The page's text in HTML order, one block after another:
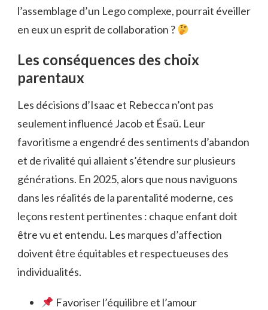
l’assemblage d’un Lego complexe, pourrait éveiller
en eux un esprit de collaboration ?
Les conséquences des choix
parentaux
Les décisions d’Isaac et Rebecca n’ont pas
seulement influencé Jacob et Ésaü. Leur
favoritisme a engendré des sentiments d’abandon
et de rivalité qui allaient s’étendre sur plusieurs
générations. En 2025, alors que nous naviguons
dans les réalités de la parentalité moderne, ces
leçons restent pertinentes : chaque enfant doit
être vu et entendu. Les marques d’affection
doivent être équitables et respectueuses des
individualités.
Favoriser l’équilibre et l’amour